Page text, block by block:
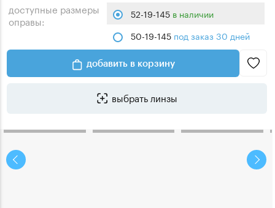
доступные размеры
оправы:
52-19-145 в наличии
50-19-145 под заказ 30 дней
добавить в корзину
выбрать линзы